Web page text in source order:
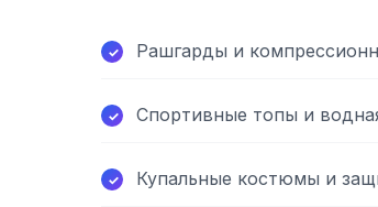
Рашгарды и
Спортивные топы и
Купальные костюмы и